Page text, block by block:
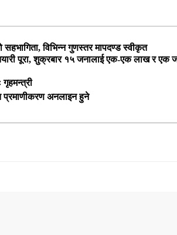
विभिन्न गुणस्तर मापदण्ड स्वीकृत
पूरा, शुक्रबार १५ जनालाई एक-एक लाख र एक
गृहमन्त्री
प्रमाणीकरण अनलाइन हुने